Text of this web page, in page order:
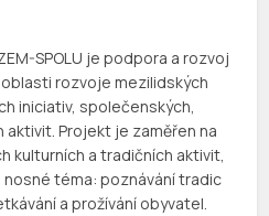
SPOLU je podpora a rozvoj
rozvoje mezilidských
iniciativ, společenských,
Projekt je zaměřen na
kulturních a tradičních aktivit,
téma: poznávání tradic
a prožívání obyvatel.